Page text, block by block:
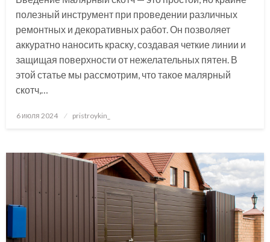
полезный инструмент при проведении различных
ремонтных и декоративных работ. Он позволяет
аккуратно наносить краску, создавая четкие линии и
защищая поверхности от нежелательных пятен. В
этой статье мы рассмотрим, что такое малярный
скотч,…
Posted
6 июля 2024 pristroykin_